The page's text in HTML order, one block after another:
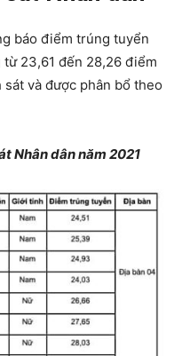
báo điểm trúng tuyển
23,61 đến 28,26 điểm
và được phân bổ theo
Nhân dân năm 2021